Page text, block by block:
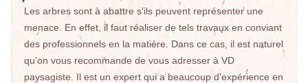
Les arbres sont à abattre s'ils peuvent représenter une
menace. En effet, il faut réaliser de tels travaux en conviant
des professionnels en la matière. Dans ce cas, il est naturel
qu'on vous recommande de vous adresser à VD
paysagiste. Il est un expert qui a beaucoup d'expérience en